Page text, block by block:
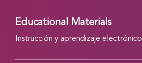
Educational Materials
Instrucción y aprendizaje electrónico